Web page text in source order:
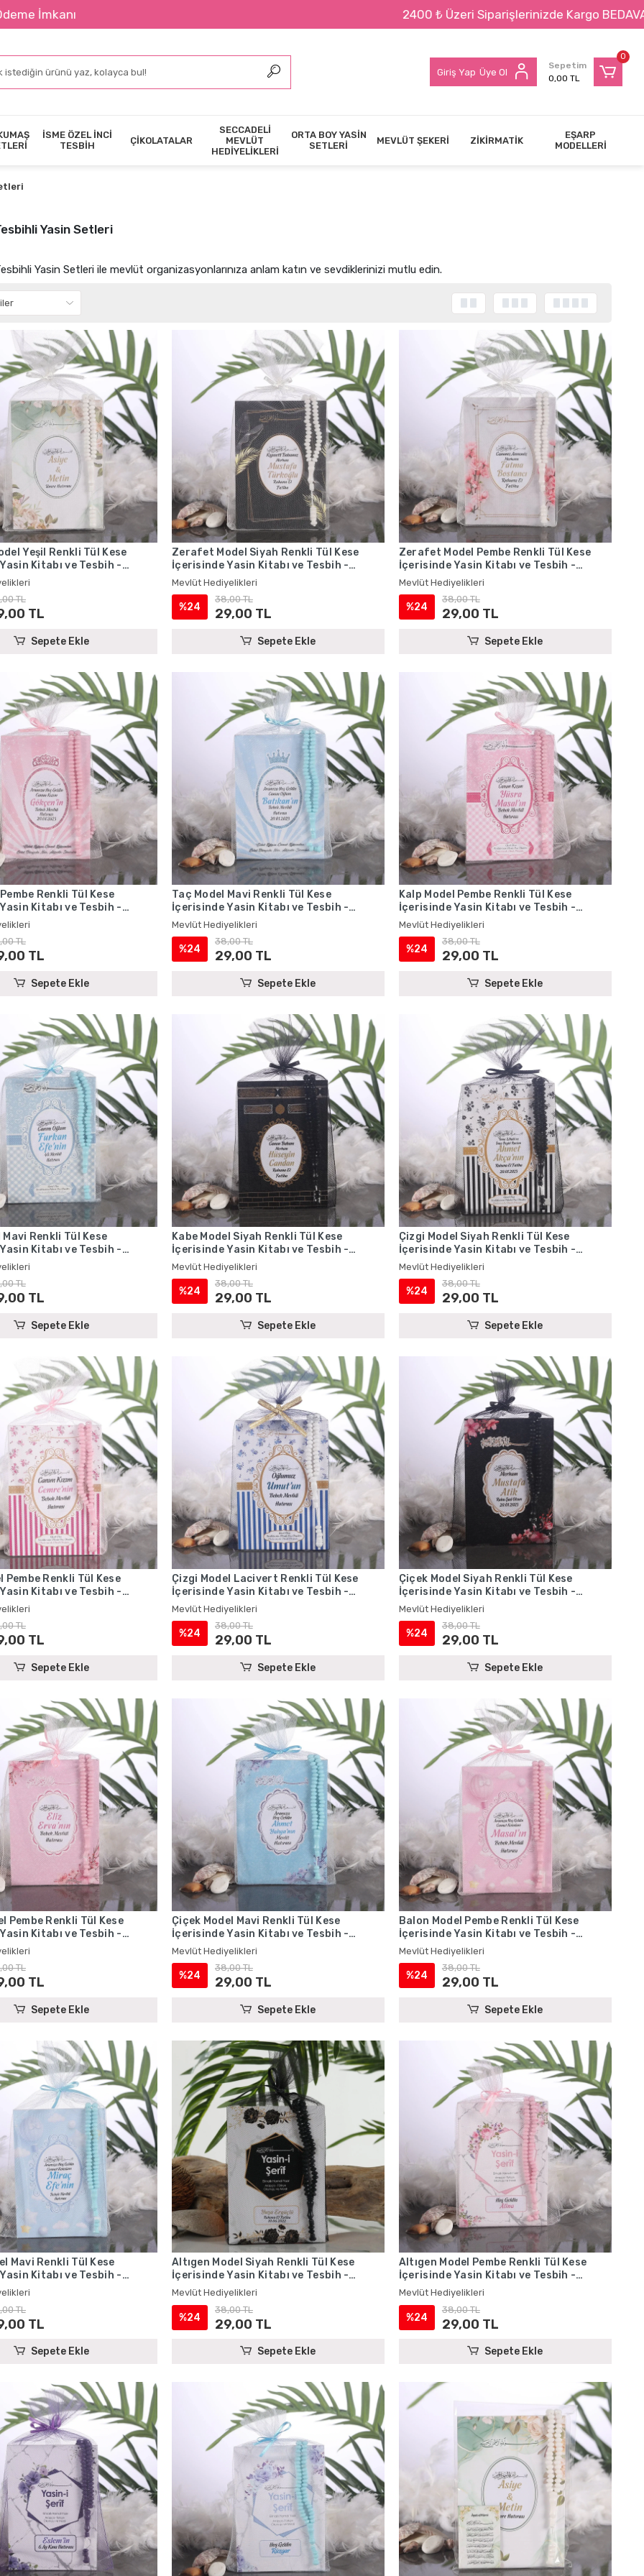
2400 ₺ Üzeri Siparişlerinizde Kargo BEDAVA !!!
Giriş Yap Üye Ol
0
Sepetim
0,00 TL
İSME ÖZEL İNCİ
TESBİH
ÇİKOLATALAR
SECCADELİ
MEVLÜT
HEDİYELİKLERİ
ORTA BOY YASİN
SETLERİ
MEVLÜT ŞEKERİ ZİKİRMATİK
EŞARP
MODELLERİ
Yasin Setleri
Yasin Setleri ile mevlüt organizasyonlarınıza anlam katın ve sevdiklerinizi mutlu edin.
Yeşil Renkli Tül Kese
Kitabı ve Tesbih -
TL
TL
Sepete Ekle
Zerafet Model Siyah Renkli Tül Kese
İçerisinde Yasin Kitabı ve Tesbih -
Mevlüt Hediyelikleri
Mevlüt Hediyelikleri
%24
38,00 TL
29,00 TL
Sepete Ekle
Zerafet Model Pembe Renkli Tül Kese
İçerisinde Yasin Kitabı ve Tesbih -
Mevlüt Hediyelikleri
Mevlüt Hediyelikleri
%24
38,00 TL
29,00 TL
Sepete Ekle
Renkli Tül Kese
Kitabı ve Tesbih -
TL
TL
Sepete Ekle
Taç Model Mavi Renkli Tül Kese
İçerisinde Yasin Kitabı ve Tesbih -
Mevlüt Hediyelikleri
Mevlüt Hediyelikleri
%24
38,00 TL
29,00 TL
Sepete Ekle
Kalp Model Pembe Renkli Tül Kese
İçerisinde Yasin Kitabı ve Tesbih -
Mevlüt Hediyelikleri
Mevlüt Hediyelikleri
%24
38,00 TL
29,00 TL
Sepete Ekle
Mavi Renkli Tül Kese
Kitabı ve Tesbih -
TL
TL
Sepete Ekle
Kabe Model Siyah Renkli Tül Kese
İçerisinde Yasin Kitabı ve Tesbih -
Mevlüt Hediyelikleri
Mevlüt Hediyelikleri
%24
38,00 TL
29,00 TL
Sepete Ekle
Çizgi Model Siyah Renkli Tül Kese
İçerisinde Yasin Kitabı ve Tesbih -
Mevlüt Hediyelikleri
Mevlüt Hediyelikleri
%24
38,00 TL
29,00 TL
Sepete Ekle
Pembe Renkli Tül Kese
Kitabı ve Tesbih -
TL
TL
Sepete Ekle
Çizgi Model Lacivert Renkli Tül Kese
İçerisinde Yasin Kitabı ve Tesbih -
Mevlüt Hediyelikleri
Mevlüt Hediyelikleri
%24
38,00 TL
29,00 TL
Sepete Ekle
Çiçek Model Siyah Renkli Tül Kese
İçerisinde Yasin Kitabı ve Tesbih -
Mevlüt Hediyelikleri
Mevlüt Hediyelikleri
%24
38,00 TL
29,00 TL
Sepete Ekle
Pembe Renkli Tül Kese
Kitabı ve Tesbih -
TL
TL
Sepete Ekle
Çiçek Model Mavi Renkli Tül Kese
İçerisinde Yasin Kitabı ve Tesbih -
Mevlüt Hediyelikleri
Mevlüt Hediyelikleri
%24
38,00 TL
29,00 TL
Sepete Ekle
Balon Model Pembe Renkli Tül Kese
İçerisinde Yasin Kitabı ve Tesbih -
Mevlüt Hediyelikleri
Mevlüt Hediyelikleri
%24
38,00 TL
29,00 TL
Sepete Ekle
Mavi Renkli Tül Kese
Kitabı ve Tesbih -
TL
TL
Sepete Ekle
Altıgen Model Siyah Renkli Tül Kese
İçerisinde Yasin Kitabı ve Tesbih -
Mevlüt Hediyelikleri
Mevlüt Hediyelikleri
%24
38,00 TL
29,00 TL
Sepete Ekle
Altıgen Model Pembe Renkli Tül Kese
İçerisinde Yasin Kitabı ve Tesbih -
Mevlüt Hediyelikleri
Mevlüt Hediyelikleri
%24
38,00 TL
29,00 TL
Sepete Ekle